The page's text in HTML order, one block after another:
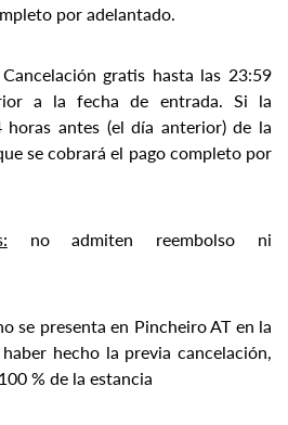
por adelantado.
Cancelación gratis hasta las 23:59
a la fecha de entrada. Si la
horas antes (el día anterior) de la
se cobrará el pago completo por
no admiten reembolso ni
se presenta en Pincheiro AT en la
hecho la previa cancelación,
% de la estancia